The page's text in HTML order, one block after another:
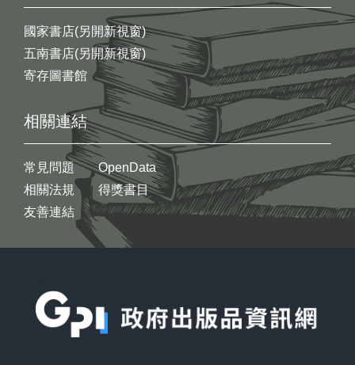
國家書店(另開新視窗)
五南書店(另開新視窗)
寄存圖書館
相關連結
常見問題
相關法規
友善連結
OpenData
得獎書目